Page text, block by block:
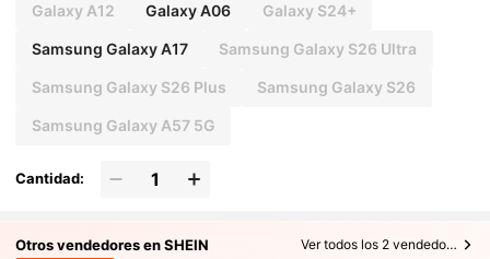
Galaxy A12 Galaxy A06 Galaxy S24+
Samsung Galaxy A17 Samsung Galaxy S26 Ultra
Samsung Galaxy S26 Plus Samsung Galaxy S26
Samsung Galaxy A57 5G
Cantidad:
Otros vendedores en SHEIN Ver todos los 2 vendedores